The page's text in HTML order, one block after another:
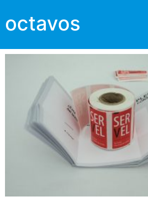
octavos